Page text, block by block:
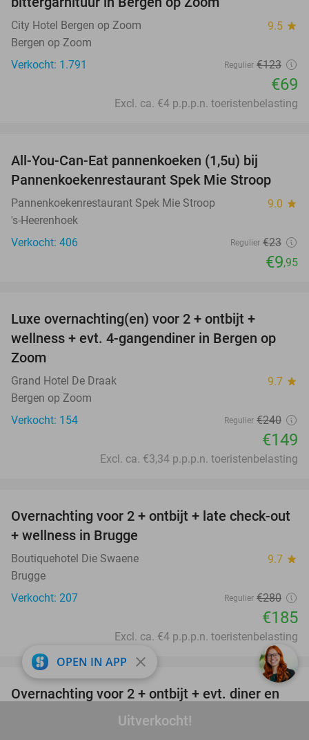
Uitverkocht!
City Hotel Bergen op Zoom 9.5 star
Bergen op Zoom
Verkocht: 1.791
Regulier €123
€69
Excl. ca. €4 p.p.p.n. toeristenbelasting
All-You-Can-Eat pannenkoeken (1,5u) bij
Pannenkoekenrestaurant Spek Mie Stroop
Pannenkoekenrestaurant Spek Mie Stroop 9.0 star
's-Heerenhoek
Verkocht: 406
Regulier €23
€9,95
Luxe overnachting(en) voor 2 + ontbijt +
wellness + evt. 4-gangendiner in Bergen op
Zoom
Grand Hotel De Draak 9.7 star
Bergen op Zoom
Verkocht: 154
Regulier €240
€149
Excl. ca. €3,34 p.p.p.n. toeristenbelasting
34%
Overnachting voor 2 + ontbijt + late check-out
+ wellness in Brugge
Boutiquehotel Die Swaene 9.7 star
Brugge
Verkocht: 207
Regulier €280
€185
Excl. ca. €4 p.p.p.n. toeristenbelasting
37%
favorite_border
Overnachting voor 2 + ontbijt + evt. diner en
fles bubbels in Marknesse
OPEN IN APP close